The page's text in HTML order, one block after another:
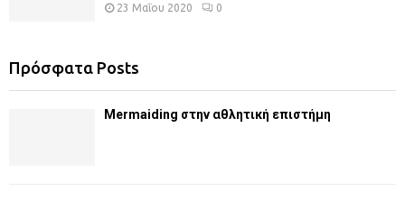
23 Μαΐου 2020 0
Πρόσφατα Posts
Mermaiding στην αθλητική επιστήμη